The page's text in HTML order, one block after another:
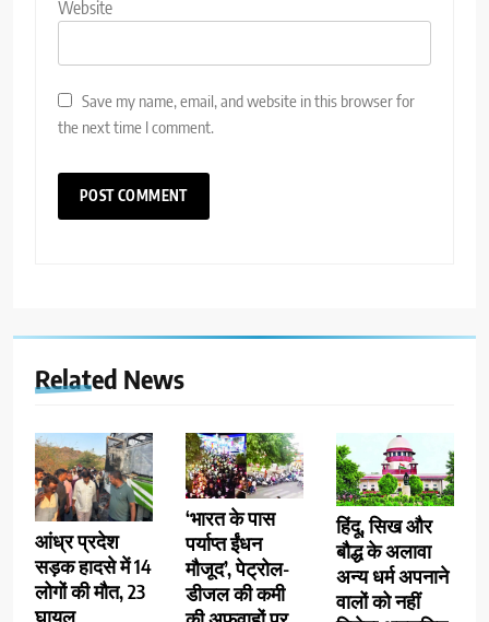
Website
Save my name, email, and website in this browser for
the next time I comment.
Related News
आंध्र प्रदेश
सड़क हादसे में 14
लोगों की मौत, 23
घायल
‘भारत के पास
पर्याप्त ईंधन
मौजूद’, पेट्रोल-
डीजल की कमी
हिंदू, सिख और
बौद्ध के अलावा
अन्य धर्म अपनाने
वालों को नहीं